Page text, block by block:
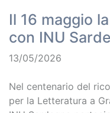
Il 16 maggio
con INU
13/05/2026
Nel centenario del
per la Letteratura a